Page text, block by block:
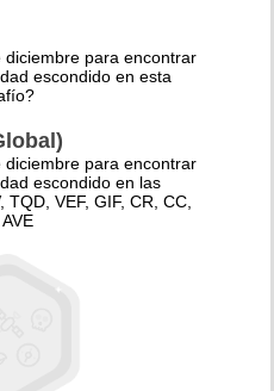
diciembre para encontrar
escondido en esta
diciembre para encontrar
escondido en las
VEF, GIF, CR, CC,